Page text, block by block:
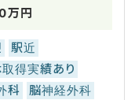
万円
駅近
得実績あり
科 脳神経外科